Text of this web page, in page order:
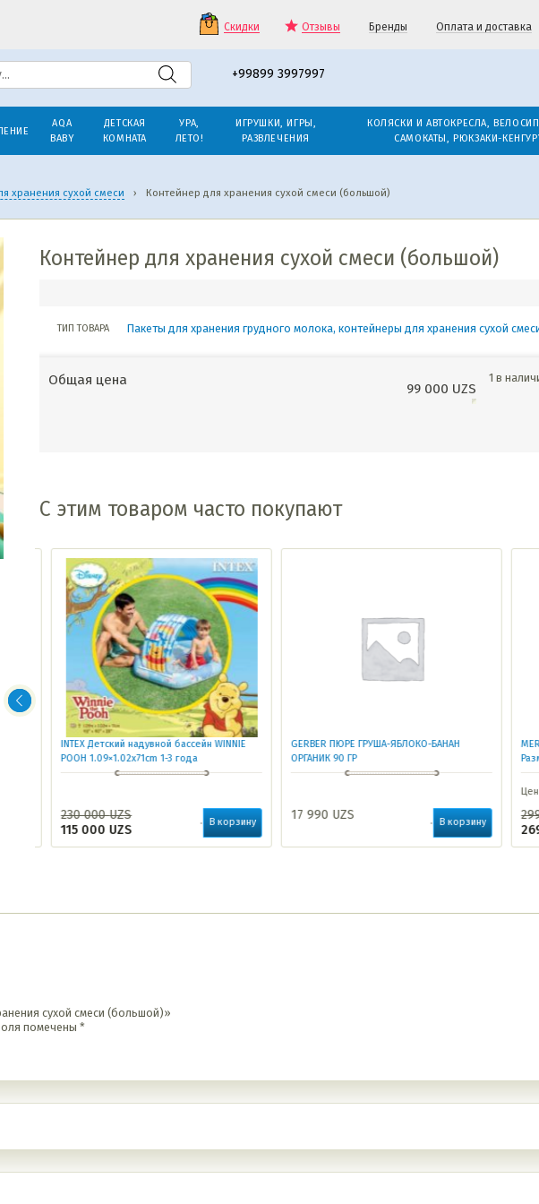
Скидки Отзывы Бренды Оплата и доставка
+99899 3997997
AQA
BABY
ДЕТСКАЯ
КОМНАТА
УРА,
ЛЕТО!
ИГРУШКИ, ИГРЫ,
РАЗВЛЕЧЕНИЯ
КОЛЯСКИ И АВТОКРЕСЛА,
САМОКАТЫ, РЮКЗАКИ-
хранения сухой смеси › Контейнер для хранения сухой смеси (большой)
Контейнер для хранения сухой смеси (большой)
ТИП ТОВАРА Пакеты для хранения грудного молока, контейнеры для хранения сухой
Общая цена
99 000 UZS
1 в
С этим товаром часто покупают
INTEX Детский надувной бассейн WINNIE
POOH 1.09×1.02x71cm 1-3 года
230 000UZS
115 000UZS
В корзину
GERBER ПЮРЕ ГРУША-ЯБЛОКО-БАНАН
ОРГАНИК 90 ГР
17 990UZS В корзину
сухой смеси (большой)»
помечены *